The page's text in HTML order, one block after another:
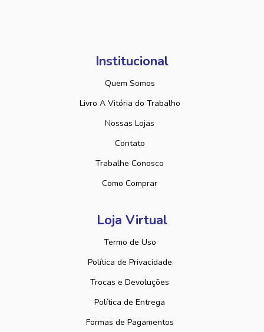
Institucional
Quem Somos
Livro A Vitória do Trabalho
Nossas Lojas
Contato
Trabalhe Conosco
Como Comprar
Loja Virtual
Termo de Uso
Política de Privacidade
Trocas e Devoluções
Política de Entrega
Formas de Pagamentos